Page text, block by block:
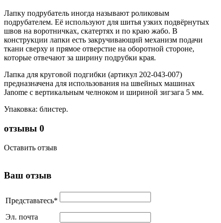
Лапку подрубатель иногда называют роликовым
подрубателем. Её используют для шитья узких подвёрнутых
швов на воротничках, скатертях и по краю жабо. В
конструкции лапки есть закручивающий механизм подачи
ткани сверху и прямое отверстие на оборотной стороне,
которые отвечают за ширину подрубки края.
Лапка для круговой подгибки (артикул 202-043-007)
предназначена для использования на швейных машинах
Janome с вертикальным челноком и шириной зигзага 5 мм.
Упаковка: блистер.
отзывы 0
Оставить отзыв
Ваш отзыв
Представьтесь*
Эл. почта